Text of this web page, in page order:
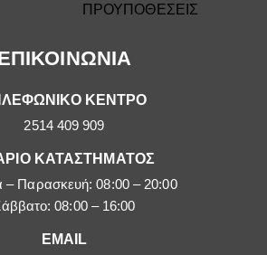
ΚΕΝΤΡΟ
2514 409 909
ΚΑΤΑΣΤΗΜΑΤΟΣ
– Παρασκευή: 08:00 – 20:00
08:00 – 16:00
EMAIL
ΠΡΟΥΠΟΘΕΣΕΙΣ